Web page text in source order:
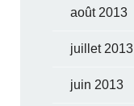
août 2013
juillet 2013
juin 2013